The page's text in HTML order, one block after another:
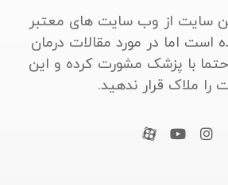
سایت از وب سایت های معتبر
است اما در مورد مقالات درمان
با پزشک مشورت کرده و این
را ملاک قرار ندهید.